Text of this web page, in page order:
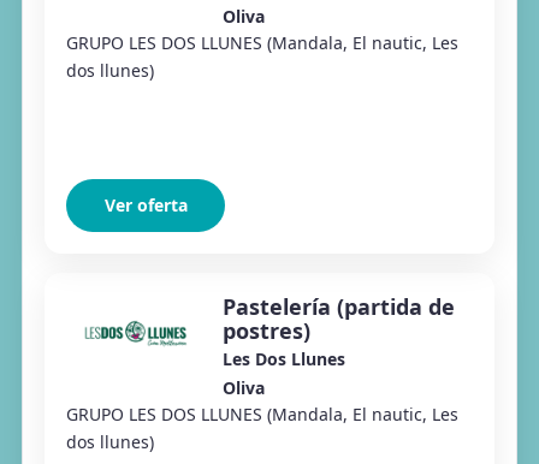
Oliva
GRUPO LES DOS LLUNES (Mandala, El nautic, Les
dos llunes)
Ver oferta
Pastelería (partida de
postres)
Les Dos Llunes
Oliva
GRUPO LES DOS LLUNES (Mandala, El nautic, Les
dos llunes)